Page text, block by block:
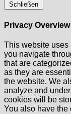
Schließen
Privacy Overview
This website uses
you navigate
that are
as they are
the website. We
analyze and
cookies will be
You also have the